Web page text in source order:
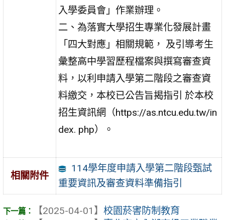
入學委員會」作業辦理。
二、為落實大學招生專業化發展計畫
「四大對應」相關規範， 及引導考生
彙整高中學習歷程檔案與撰寫審查資
料，以利申請入學第二階段之審查資
料繳交，本校已公告旨揭指引 於本校
招生資訊網（https://as.ntcu.edu.tw/in
dex. php）。
相關附件
114學年度申請入學第二階段甄試
重要資訊及審查資料準備指引
【2025-04-01】 校園菸害防制教育